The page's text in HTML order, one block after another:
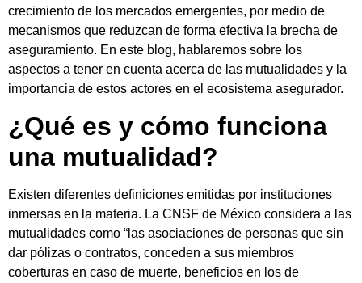
crecimiento de los mercados emergentes, por medio de
mecanismos que reduzcan de forma efectiva la brecha de
aseguramiento. En este blog, hablaremos sobre los
aspectos a tener en cuenta acerca de las mutualidades y la
importancia de estos actores en el ecosistema asegurador.
¿Qué es y cómo funciona
una mutualidad?
Existen diferentes definiciones emitidas por instituciones
inmersas en la materia. La CNSF de México considera a las
mutualidades como “las asociaciones de personas que sin
dar pólizas o contratos, conceden a sus miembros
coberturas en caso de muerte, beneficios en los de